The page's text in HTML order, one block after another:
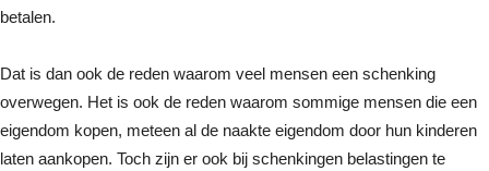
betalen.
Dat is dan ook de reden waarom veel mensen een schenking
overwegen. Het is ook de reden waarom sommige mensen die een
eigendom kopen, meteen al de naakte eigendom door hun kinderen
laten aankopen. Toch zijn er ook bij schenkingen belastingen te